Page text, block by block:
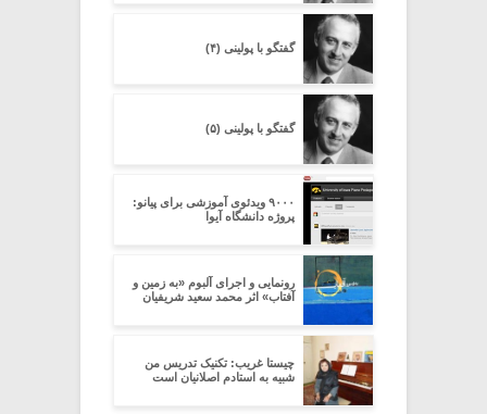
گفتگو با پولینی (۴)
گفتگو با پولینی (۵)
۹۰۰۰ ویدئوی آموزشی برای پیانو:
پروژه‌ دانشگاه آیوا
رونمایی و اجرای آلبوم «به زمین و
آفتاب» اثر محمد سعید شریفیان
چیستا غریب: تکنیک تدریس من
شبیه به استادم اصلانیان است